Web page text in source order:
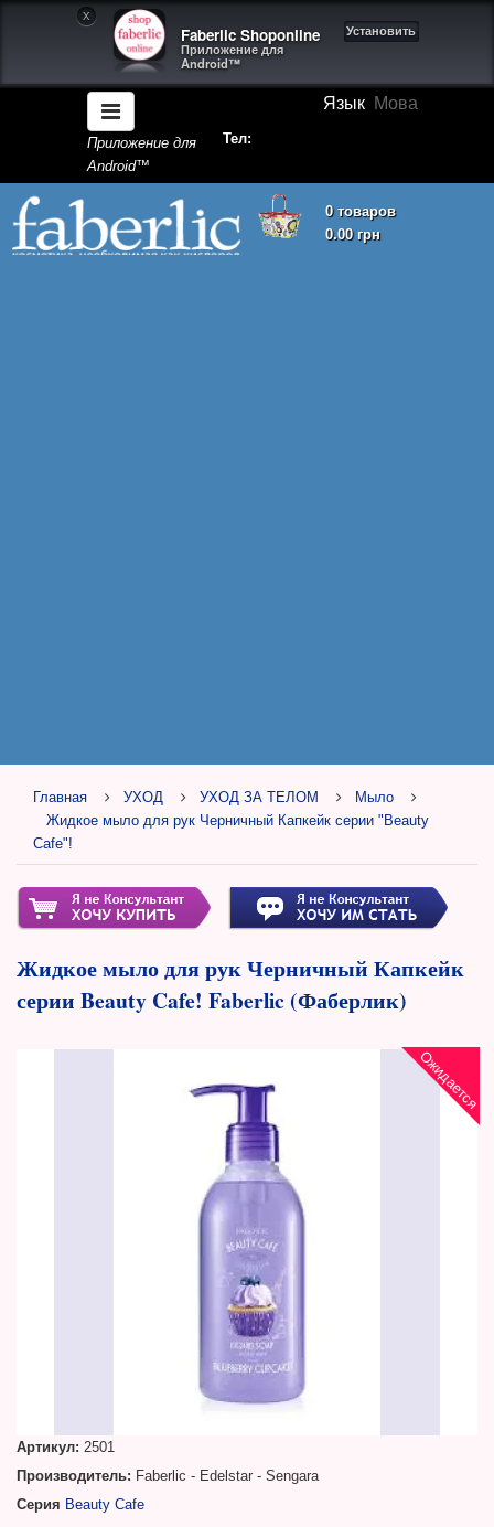
X
Faberlic Shoponline
Приложение для
Android™
Установить
Язык Мова
Приложение для
Android™
Тел:
0 товаров
0.00 грн
Корзина покупок пуста!
Главная УХОД УХОД ЗА ТЕЛОМ
Мыло
Жидкое мыло для рук Черничный Капкейк серии "Beauty
Cafe"!
Жидкое мыло для рук Черничный Капкейк
серии Beauty Cafe! Faberlic (Фаберлик)
Ожидается
Артикул: 2501
Производитель: Faberlic - Edelstar - Sengara
Серия Beauty Cafe